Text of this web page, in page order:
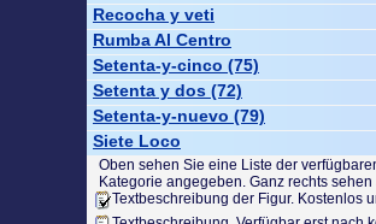
Recocha y veti
Rumba Al Centro
Setenta-y-cinco (75)
Setenta y dos (72)
Setenta-y-nuevo (79)
Siete Loco
Oben sehen Sie eine Liste der
Kategorie angegeben. Ganz rechts
Textbeschreibung der Figur. Kostenlos